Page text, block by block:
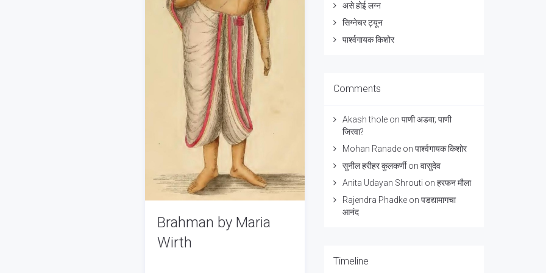
Brahman by Maria
Wirth
असे होई लग्न
सिग्नेचर ट्यून
पार्श्वगायक किशोर
Comments
Akash tholeon पाणी अडवा; पाणी
जिरवा?
Mohan Ranadeon पार्श्वगायक किशोर
सुनील हरीहर कुलकर्णीon वासुदेव
Anita Udayan Shrouti on हरफन मौला
Rajendra Phadkeon पडद्यामागचा
आनंद
Timeline